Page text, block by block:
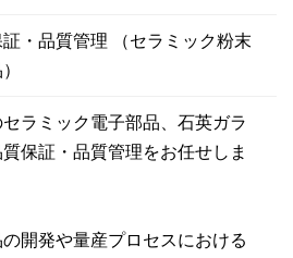
・品質管理 （セラミック粉末
ラミック電子部品、石英ガラ
質保証・品質管理をお任せしま
開発や量産プロセスにおける